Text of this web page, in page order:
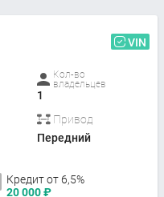
VIN
Кол-во
владельцев
1
Привод
Передний
Кредит от 6,5%
20 000₽